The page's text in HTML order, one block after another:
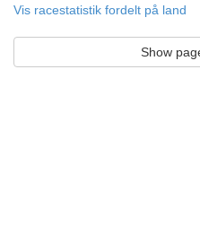
Vis racestatistik fordelt på land
Show